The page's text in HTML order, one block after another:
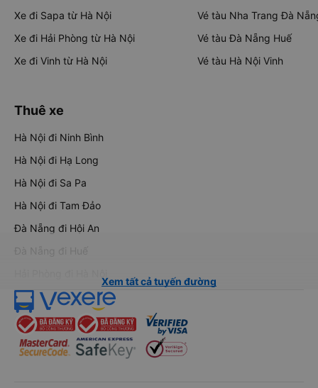
Xe đi Sapa từ Hà Nội
Xe đi Hải Phòng từ Hà Nội
Xe đi Vinh từ Hà Nội
Vé tàu Nha Trang Đà
Vé tàu Đà Nẵng Huế
Vé tàu Hà Nội Vinh
Thuê xe
Hà Nội đi Ninh Bình
Hà Nội đi Hạ Long
Hà Nội đi Sa Pa
Hà Nội đi Tam Đảo
Đà Nẵng đi Hội An
Đà Nẵng đi Huế
Xem tất cả tuyến đường